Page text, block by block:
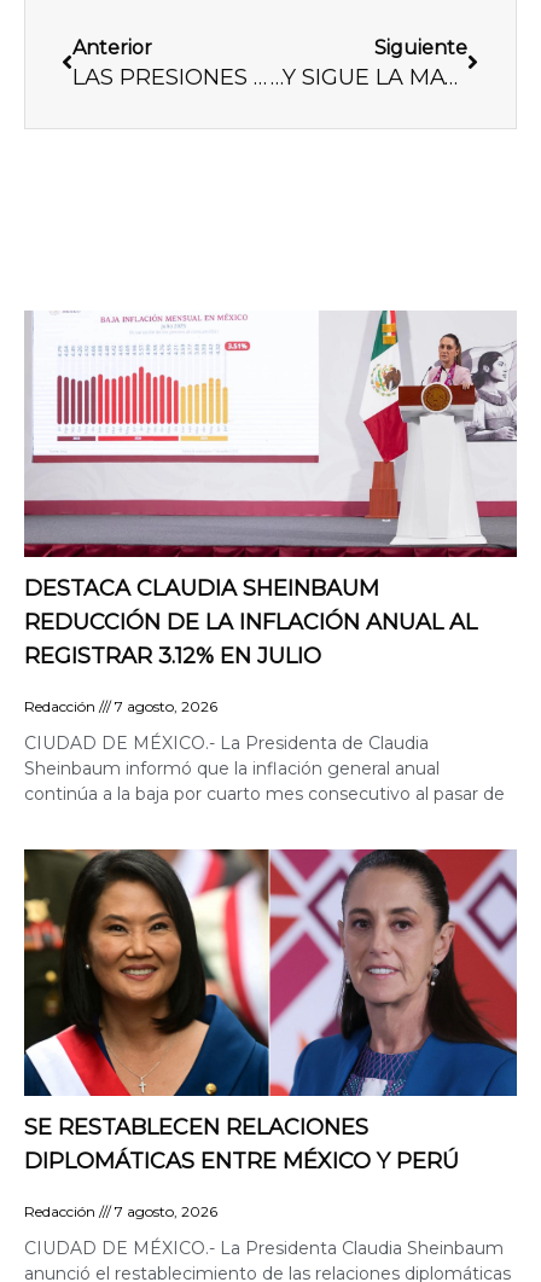
Anterior
LAS PRESIONES DEL IMPERIO
Siguiente
…Y SIGUE LA MATA DANDO
DESTACA CLAUDIA SHEINBAUM
REDUCCIÓN DE LA INFLACIÓN ANUAL AL
REGISTRAR 3.12% EN JULIO
Redacción 7 agosto, 2026
CIUDAD DE MÉXICO.- La Presidenta de Claudia
Sheinbaum informó que la inflación general anual
continúa a la baja por cuarto mes consecutivo al pasar de
SE RESTABLECEN RELACIONES
DIPLOMÁTICAS ENTRE MÉXICO Y PERÚ
Redacción 7 agosto, 2026
CIUDAD DE MÉXICO.- La Presidenta Claudia Sheinbaum
anunció el restablecimiento de las relaciones diplomáticas